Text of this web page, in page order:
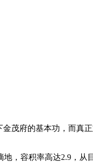
金茂府的基本功，而真
地，容积率高达2.9，